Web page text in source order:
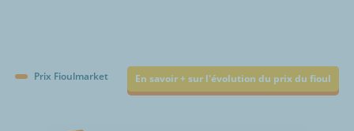
Prix Fioulmarket En savoir + sur l'évolution du prix du fioul